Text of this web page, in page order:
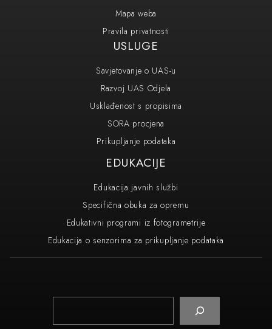
Mapa weba
Pravila privatnosti
USLUGE
Savjetovanje o UAS-u
Razvoj UAS Odjela
Usklađenost s propisima
SORA procjena
Prikupljanje podataka
EDUKACIJE
Edukacija javnih službi
Specifična obuka za opremu
Edukativni programi iz fotogrametrije
Edukacija o senzorima za prikupljanje podataka